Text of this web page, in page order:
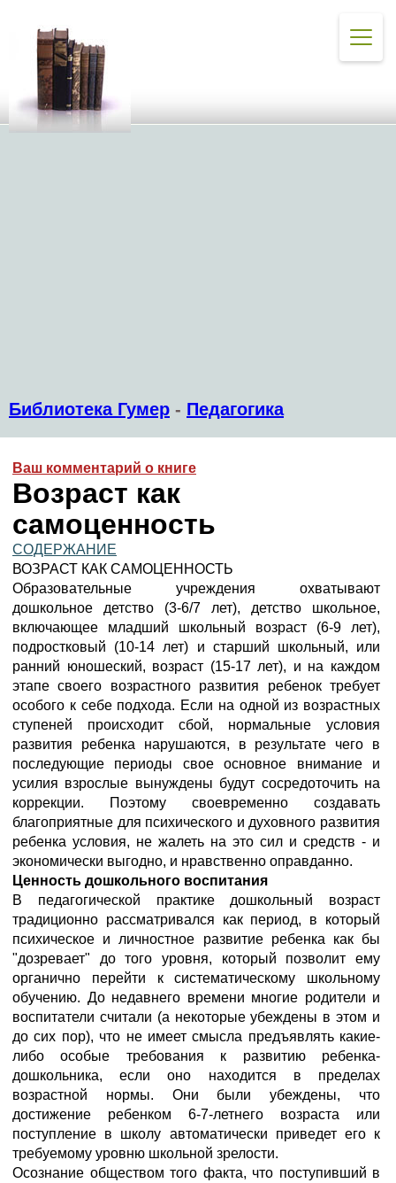
Библиотека Гумер - Педагогика
Ваш комментарий о книге
Возраст как
самоценность
СОДЕРЖАНИЕ
ВОЗРАСТ КАК САМОЦЕННОСТЬ
Образовательные учреждения охватывают
дошкольное детство (3-6/7 лет), детство школьное,
включающее младший школьный возраст (6-9 лет),
подростковый (10-14 лет) и старший школьный, или
ранний юношеский, возраст (15-17 лет), и на каждом
этапе своего возрастного развития ребенок требует
особого к себе подхода. Если на одной из возрастных
ступеней происходит сбой, нормальные условия
развития ребенка нарушаются, в результате чего в
последующие периоды свое основное внимание и
усилия взрослые вынуждены будут сосредоточить на
коррекции. Поэтому своевременно создавать
благоприятные для психического и духовного развития
ребенка условия, не жалеть на это сил и средств - и
экономически выгодно, и нравственно оправданно.
Ценность дошкольного воспитания
В педагогической практике дошкольный возраст
традиционно рассматривался как период, в который
психическое и личностное развитие ребенка как бы
"дозревает" до того уровня, который позволит ему
органично перейти к систематическому школьному
обучению. До недавнего времени многие родители и
воспитатели считали (а некоторые убеждены в этом и
до сих пор), что не имеет смысла предъявлять какие-
либо особые требования к развитию ребенка-
дошкольника, если оно находится в пределах
возрастной нормы. Они были убеждены, что
достижение ребенком 6-7-летнего возраста или
поступление в школу автоматически приведет его к
требуемому уровню школьной зрелости.
Осознание обществом того факта, что поступивший в